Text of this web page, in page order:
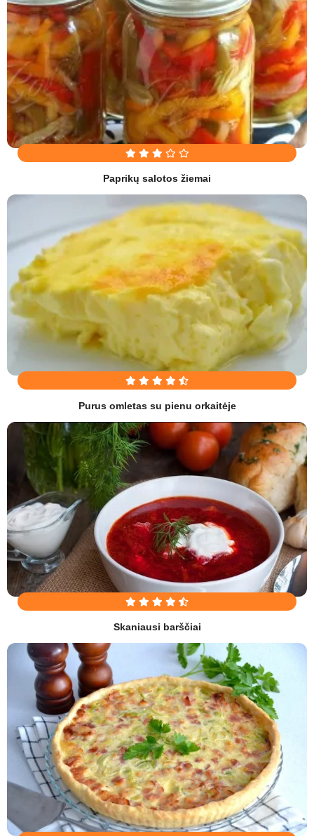
Paprikų salotos žiemai
Purus omletas su pienu orkaitėje
Skaniausi barščiai